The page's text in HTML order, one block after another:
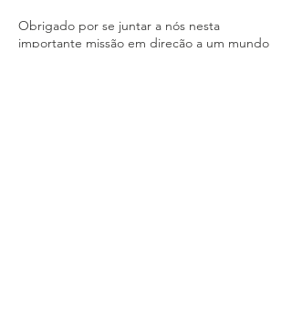
Obrigado por se juntar a nós nesta
importante missão em direção a um mundo